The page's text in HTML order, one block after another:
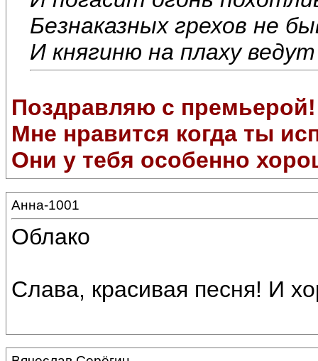
Безнаказных грехов не
И княгиню на плаху
Поздравляю с премьерой!
Мне нравится когда ты
Они у тебя особенно
Анна-1001
Облако
Слава, красивая песня! И